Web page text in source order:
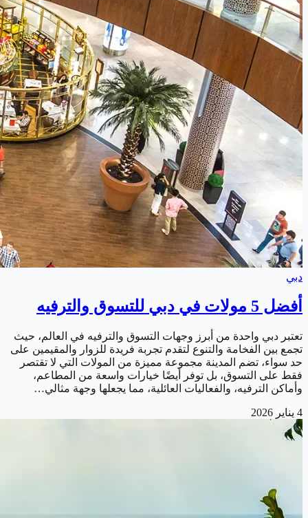
دبي
أفضل 5 مولات في دبي للتسوق والترفيه
تعتبر دبي واحدة من أبرز وجهات التسوق والترفيه في العالم، حيث
تجمع بين الفخامة والتنوع لتقدم تجربة فريدة للزوار والمقيمين على
حد سواء، تضم المدينة مجموعة مميزة من المولات التي لا تقتصر
فقط على التسوق، بل توفر أيضًا خيارات واسعة من المطاعم،
وأماكن الترفيه، والفعاليات العائلية، مما يجعلها وجهة مثالي…
4 يناير 2026